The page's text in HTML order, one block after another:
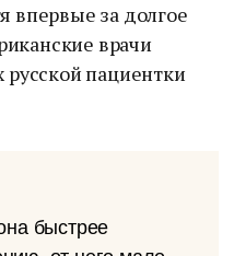
впервые за долгое
врачи
русской пациентки
быстрее